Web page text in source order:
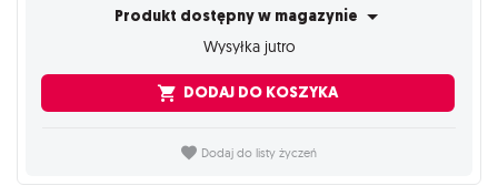
Produkt dostępny w magazynie
Wysyłka jutro
DODAJ DO KOSZYKA
Dodaj do listy życzeń